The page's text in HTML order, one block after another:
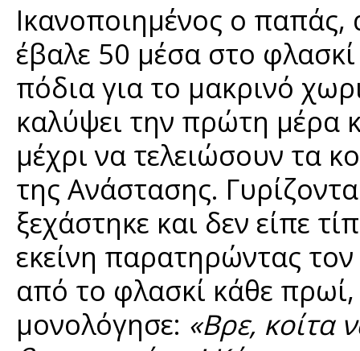
Ικανοποιημένος ο
έβαλε 50 μέσα στο
πόδια για το μακρινό
καλύψει την πρώτη μέρα
μέχρι να τελειώσουν τα
της Ανάστασης.
ξεχάστηκε και δεν είπε
εκείνη παρατηρώντας
από το φλασκί κάθε
μονολόγησε: «Βρε, κοίτα